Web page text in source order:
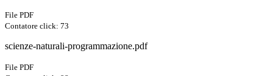
File PDF
Contatore click: 73
scienze-naturali-programmazione.pdf
File PDF